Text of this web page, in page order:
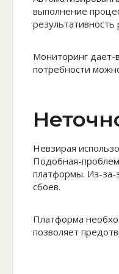
выполнение
результативность
Мониторинг дает-
потребности
Невзирая
Подобная-
платформы. Из-за-
сбоев.
Платформа
позволяет